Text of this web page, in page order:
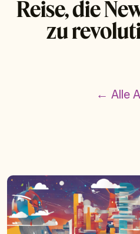
Reise, die
zu
← Alle